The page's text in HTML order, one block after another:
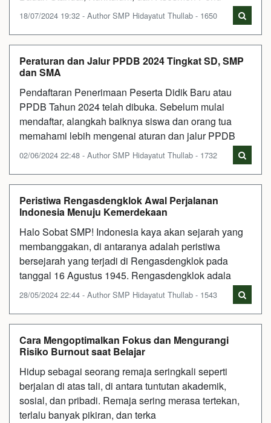
18/07/2024 19:32 - Author SMP Hidayatut Thullab - 1650
Peraturan dan Jalur PPDB 2024 Tingkat SD, SMP
dan SMA
Pendaftaran Penerimaan Peserta Didik Baru atau
PPDB Tahun 2024 telah dibuka. Sebelum mulai
mendaftar, alangkah baiknya siswa dan orang tua
memahami lebih mengenai aturan dan jalur PPDB
02/06/2024 22:48 - Author SMP Hidayatut Thullab - 1732
Peristiwa Rengasdengklok Awal Perjalanan
Indonesia Menuju Kemerdekaan
Halo Sobat SMP! Indonesia kaya akan sejarah yang
membanggakan, di antaranya adalah peristiwa
bersejarah yang terjadi di Rengasdengklok pada
tanggal 16 Agustus 1945. Rengasdengklok adala
28/05/2024 22:44 - Author SMP Hidayatut Thullab - 1543
Cara Mengoptimalkan Fokus dan Mengurangi
Risiko Burnout saat Belajar
Hidup sebagai seorang remaja seringkali seperti
berjalan di atas tali, di antara tuntutan akademik,
sosial, dan pribadi. Remaja sering merasa tertekan,
terlalu banyak pikiran, dan terka